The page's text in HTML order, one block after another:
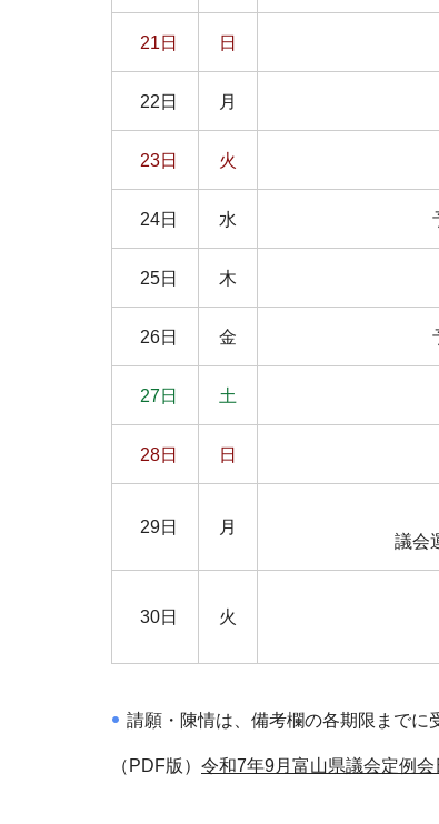
21日 日
22日 月
23日 火
24日 水
25日 木
26日 金
27日 土
28日 日
29日 月
議会
30日 火
請願・陳情は、備考欄の各期限までに
（PDF版） 令和7年9月富山県議会定例会